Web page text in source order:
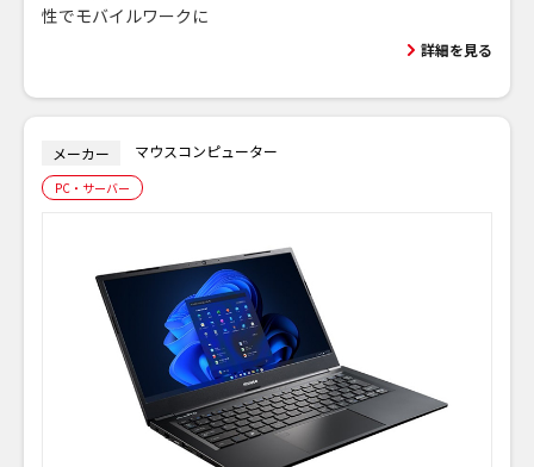
性でモバイルワークに
詳細を見る
メーカー マウスコンピューター
PC・サーバー